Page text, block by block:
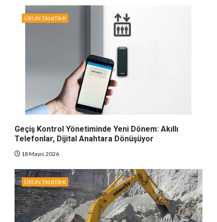
ÜRÜN TANITIMI
Geçiş Kontrol Yönetiminde Yeni Dönem: Akıllı
Telefonlar, Dijital Anahtara Dönüşüyor
18 Mayıs 2026
ÜRÜN TANITIMI